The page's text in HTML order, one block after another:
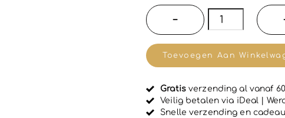
r
d
e
r
d
0
i
t
5
−
Dr
Fukuj
Micellair
met
calendula
Toevoegen Aan
Gratisverzending al vanaf
Veilig betalen via iDeal |
Snelle verzending en